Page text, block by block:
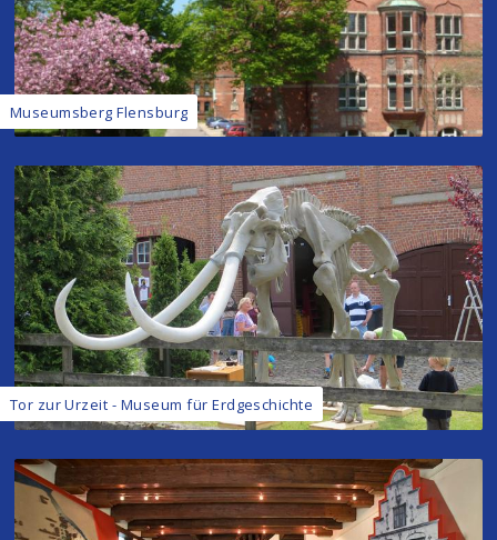
Museumsberg Flensburg
Tor zur Urzeit - Museum für Erdgeschichte